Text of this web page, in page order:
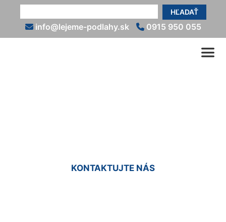
HĽADAŤ
info@lejeme-podlahy.sk 0915 950 055
KONTAKTUJTE NÁS